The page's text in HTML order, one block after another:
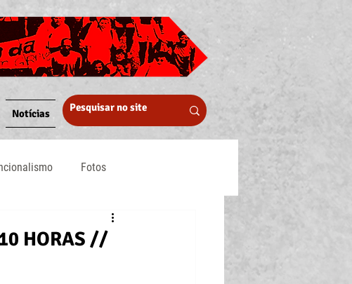
Notícias
Fotos
HORAS //